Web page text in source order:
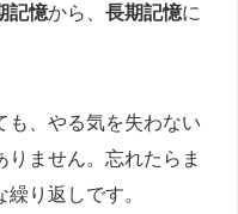
記憶から、 長期記憶に
も、やる気を失わない
ません。忘れたらま
り返しです。